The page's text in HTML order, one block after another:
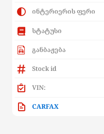
ინტერიერის ფერი
სტატუსი
განბაჟება
Stock id
VIN:
CARFAX